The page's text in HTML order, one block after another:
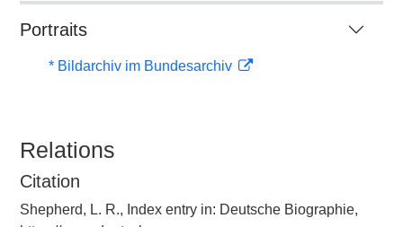
Portraits
* Bildarchiv im Bundesarchiv
Relations
Citation
Shepherd, L. R., Index entry in: Deutsche Biographie,